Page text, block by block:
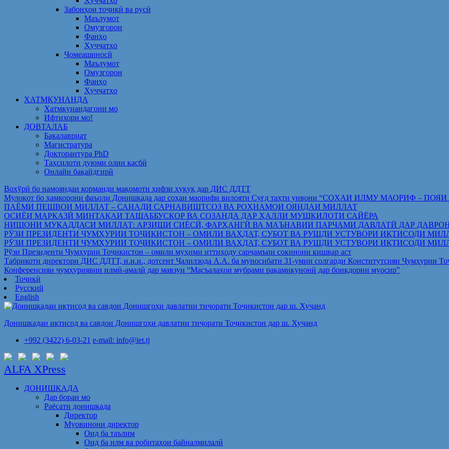
Забонҳои тоҷикӣ ва русӣ
Маълумот
Омузгорон
Фанҳо
Ҳуҷҷатҳо
Ҷомеашиносӣ
Маълумот
Омузгорон
Фанҳо
Ҳуҷҷатҳо
ХАТМКУНАНДА
Хатмкунандагони мо
Ифтихори мо!
ДОВТАЛАБ
Бакалавриат
Магистратура
Докторантура PhD
Таҳсилоти дуюми олии касбӣ
Онлайн бақайдгирӣ
Вохўрӣ бо намояндаи корманди мақомоти ҳифзи ҳуқуқ дар ДИС ДДТТ
Мулоқот бо ҳамкорони фаъоли Донишкада дар соҳаи маорифи вилояти Суғд таҳти унвони “СОҲАИ ИЛМУ МАОРИФ
ПАЁМИ ПЕШВОИ МИЛЛАТ – САНАДИ САРНАВИШТСОЗ ВА РОҲНАМОИ ОЯНДАИ МИЛЛАТ
ОСИЁИ МАРКАЗӢ МИНТАҚАИ ТАШАББУСКОР ВА СОЗАНДА ДАР ҲАЛЛИ МУШКИЛОТИ САЙЁРА
НИШОНИ МУҚАДДАСИ МИЛЛАТ: АРЗИШИ СИЁСӢ, ФАРҲАНГӢ ВА МАЪНАВИИ ПАРЧАМИ ДАВЛАТӢ ДАР
РӮЗИ ПРЕЗИДЕНТИ ҶУМҲУРИИ ТОҶИКИСТОН – ОМИЛИ ВАҲДАТ, СУБОТ ВА РУШДИ УСТУВОРИ ИҚТИСОДИ
РӮЗИ ПРЕЗИДЕНТИ ҶУМҲУРИИ ТОҶИКИСТОН – ОМИЛИ ВАҲДАТ, СУБОТ ВА РУШДИ УСТУВОРИ ИҚТИСОДИ
Рўзи Президенти Ҷумҳурии Тоҷикистон – омили муҳими иттиҳоду сарҷамъии сокинони кишвар аст
Табрикоти директори ДИС ДДТТ, н.и.и., дотсент Ҷалилзода А.А. ба муносибати 31-умин солгарди Конститутсияи Ҷумҳурии
Конференсияи ҷумҳуриявии илмӣ-амалӣ дар мавзуи “Масъалаҳои мубрами рақамикунонӣ дар бонкдории муосир”
Тоҷикӣ
Русский
English
Донишкадаи иқтисод ва савдои Донишгоҳи давлатии тиҷорати Тоҷикистон дар ш. Хуҷанд
+992 (3422) 6-03-21 e-mail: info@iet.tj
ALFA XPress
ДОНИШКАДА
Дар бораи мо
Раёсати донишкада
Директор
Муовинони директор
Оид ба таълим
Оид ба илм ва робитаҳои байналмилалӣ